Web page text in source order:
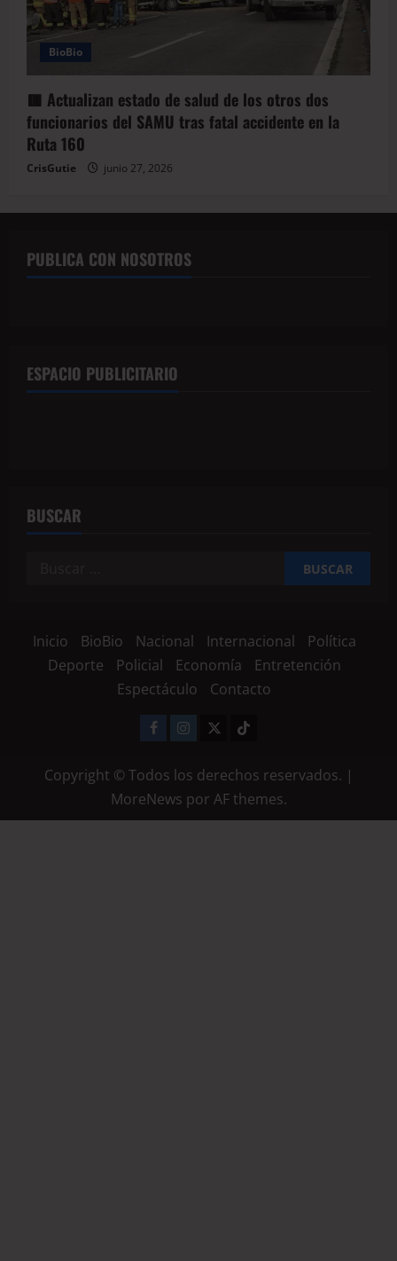
BioBio
🟥 Actualizan estado de salud de los otros dos
funcionarios del SAMU tras fatal accidente en la
Ruta 160
CrisGutie junio 27, 2026
PUBLICA CON NOSOTROS
ESPACIO PUBLICITARIO
BUSCAR
Inicio BioBio Nacional Internacional
Política
Deporte
Policial Economía
Entretención
Espectáculo
Contacto
Copyright © Todos los derechos reservados. |
MoreNews por AF themes.